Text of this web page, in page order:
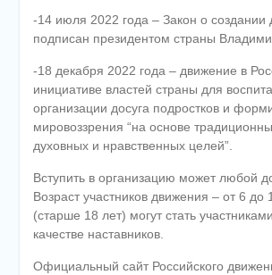
-14 июля 2022 года – Закон о
подписан президентом страны
-18 декабря 2022 года – движение в
инициативе властей страны для
организации досуга подростков и
мировоззрения “на основе
духовных и нравственных целей”.
Вступить в организацию может любой
Возраст участников движения – от 6 до
(старше 18 лет) могут стать
качестве наставников.
Официальный сайт Российского